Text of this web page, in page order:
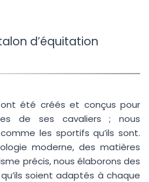
d’équitation
été créés et conçus pour
de ses cavaliers ; nous
les sportifs qu’ils sont.
moderne, des matières
précis, nous élaborons des
soient adaptés à chaque